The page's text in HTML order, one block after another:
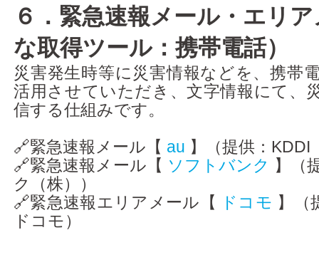
６．緊急速報メール・エリ
な取得ツール：携帯電話）
災害発生時等に災害情報などを、携帯
活用させていただき、文字情報にて、
信する仕組みです。
🔗緊急速報メール【 au 】（提供：KDDI
🔗緊急速報メール【 ソフトバンク 】（
ク（株））
🔗緊急速報エリアメール【
ドコモ 】（
ドコモ）